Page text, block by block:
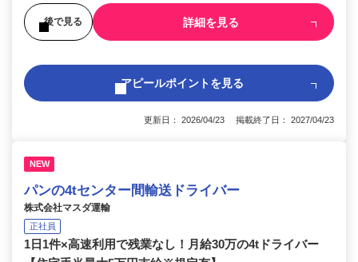
後で見る 詳細を見る
アピールポイントを見る
更新日： 2026/04/23 掲載終了日： 2027/04/23
NEW
パンの4tセンター間輸送ドライバー
株式会社マスダ運輸
正社員
1日1件×高速利用で残業なし！月給30万の4tドライバー